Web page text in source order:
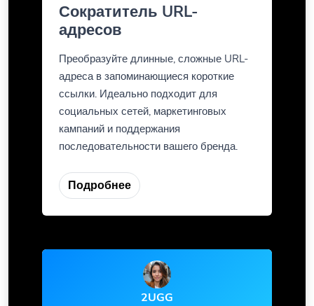
Сократитель URL-
адресов
Преобразуйте длинные, сложные URL-
адреса в запоминающиеся короткие
ссылки. Идеально подходит для
социальных сетей, маркетинговых
кампаний и поддержания
последовательности вашего бренда.
Подробнее
2UGG